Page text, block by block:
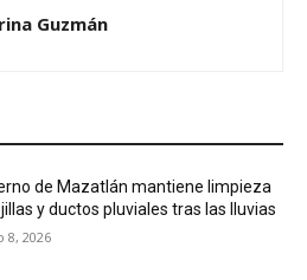
Guzmán
de Mazatlán mantiene limpieza
y ductos pluviales tras las lluvias
8, 2026